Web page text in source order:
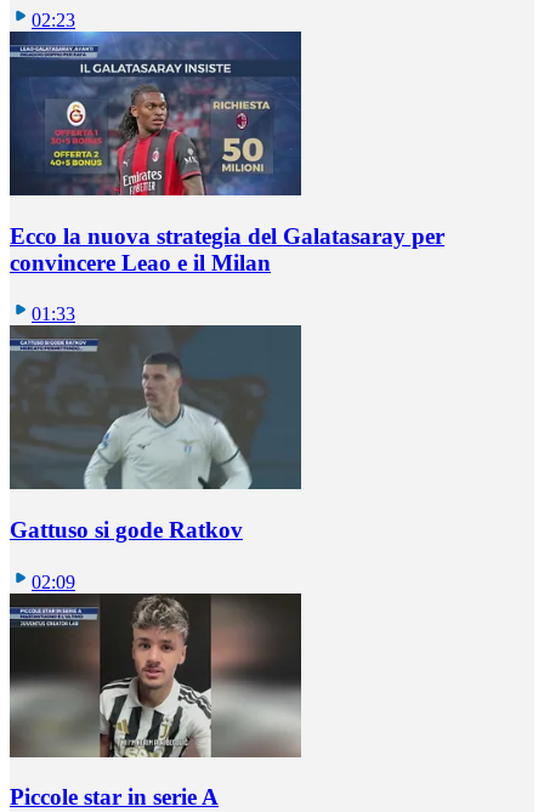
02:23
Ecco la nuova strategia del Galatasaray per
convincere Leao e il Milan
01:33
Gattuso si gode Ratkov
02:09
Piccole star in serie A